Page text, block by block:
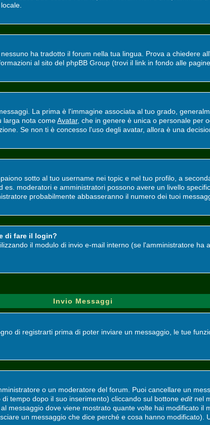
ha tradotto il forum nella tua lingua. Prova a chiedere
al sito del phpBB Group (trovi il link in fondo alle
La prima è l'immagine associata al tuo grado,
larga nota comeAvatar, che in genere è unica o personale per
Se non ti è concesso l'uso degli avatar, allora è una
sotto al tuo username nei topic e nel tuo profilo, a
moderatori e amministratori possono avere un livello
probabilmente abbasseranno il numero dei tuoi
di fare il login?
il modulo di invio e-mail interno (se l'amministratore
Invio Messaggi
di registrarti prima di poter inviare un messaggio, le tue
o un moderatore del forum. Puoi cancellare un
tempo dopo il suo inserimento) cliccando sul bottone editnel
messaggio dove viene mostrato quante volte hai modificato
un messaggio che dice perché e cosa hanno